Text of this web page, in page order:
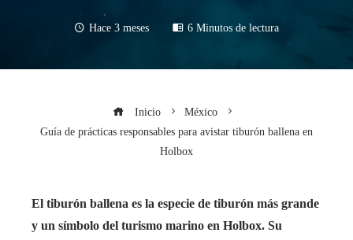
Hace 3 meses 6 Minutos de lectura
Inicio
México
Guía de prácticas responsables para avistar tiburón ballena en
Holbox
El tiburón ballena es la especie de tiburón más grande
y un símbolo del turismo marino en Holbox. Su